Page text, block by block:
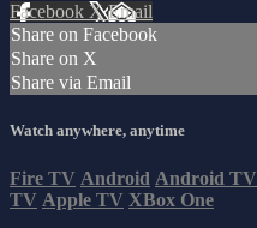
Facebook XEmail
Share on Facebook
Share on X
Share via Email
Watch anywhere, anytime
Fire TV Android Android TV
TV Apple TV XBox One